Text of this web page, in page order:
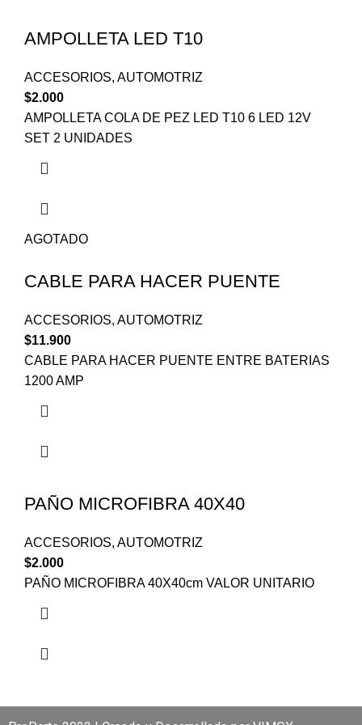
AMPOLLETA LED T10
ACCESORIOS, AUTOMOTRIZ
$2.000
AMPOLLETA COLA DE PEZ LED T10 6 LED 12V
SET 2 UNIDADES
AGOTADO
CABLE PARA HACER PUENTE
ACCESORIOS, AUTOMOTRIZ
$11.900
CABLE PARA HACER PUENTE ENTRE BATERIAS
1200 AMP
PAÑO MICROFIBRA 40X40
ACCESORIOS, AUTOMOTRIZ
$2.000
PAÑO MICROFIBRA 40X40cm VALOR UNITARIO